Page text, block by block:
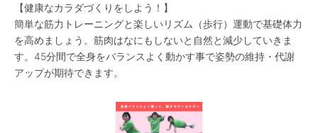
【健康なカラダづくりをしよう！】
簡単な筋力トレーニングと楽しいリズム（歩行）運動で基礎体力
を高めましょう。筋肉はなにもしないと自然と減少していきま
す。45分間で全身をバランスよく動かす事で姿勢の維持・代謝
アップが期待できます。